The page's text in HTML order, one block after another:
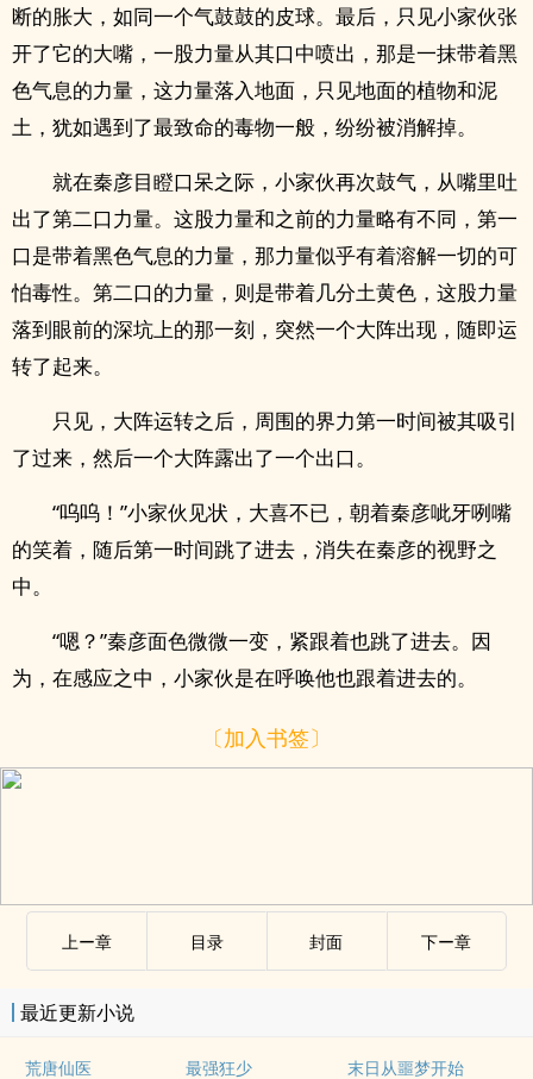
断的胀大，如同一个气鼓鼓的皮球。最后，只见小家伙张
开了它的大嘴，一股力量从其口中喷出，那是一抹带着黑
色气息的力量，这力量落入地面，只见地面的植物和泥
土，犹如遇到了最致命的毒物一般，纷纷被消解掉。
就在秦彦目瞪口呆之际，小家伙再次鼓气，从嘴里吐
出了第二口力量。这股力量和之前的力量略有不同，第一
口是带着黑色气息的力量，那力量似乎有着溶解一切的可
怕毒性。第二口的力量，则是带着几分土黄色，这股力量
落到眼前的深坑上的那一刻，突然一个大阵出现，随即运
转了起来。
只见，大阵运转之后，周围的界力第一时间被其吸引
了过来，然后一个大阵露出了一个出口。
“呜呜！”小家伙见状，大喜不已，朝着秦彦呲牙咧嘴
的笑着，随后第一时间跳了进去，消失在秦彦的视野之
中。
“嗯？”秦彦面色微微一变，紧跟着也跳了进去。因
为，在感应之中，小家伙是在呼唤他也跟着进去的。
〔加入书签〕
上ー章 目录 封面 下ー章
最近更新小说
荒唐仙医 最强狂少 末日从噩梦开始